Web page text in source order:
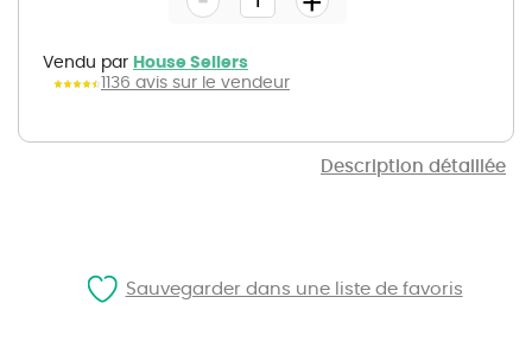
Description détaillée
gallery
Vendu par House Sellers
1136 avis sur le vendeur
Sauvegarder dans une liste de favoris